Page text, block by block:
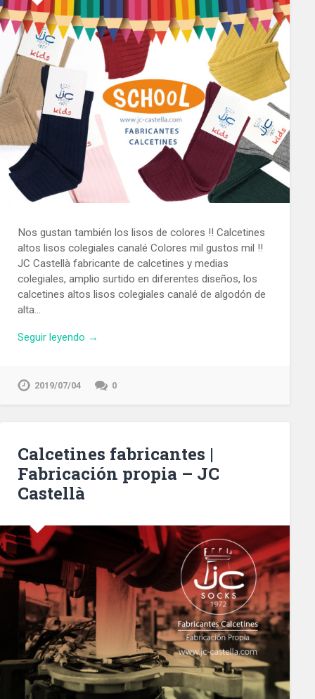
Nos gustan también los lisos de colores !! Calcetines
altos lisos colegiales canalé Colores mil gustos mil !!
JC Castellà fabricante de calcetines y medias
colegiales, amplio surtido en diferentes diseños, los
calcetines altos lisos colegiales canalé de algodón de
alta…
Seguir leyendo →
2019/07/04 0
Calcetines fabricantes |
Fabricación propia – JC
Castellà